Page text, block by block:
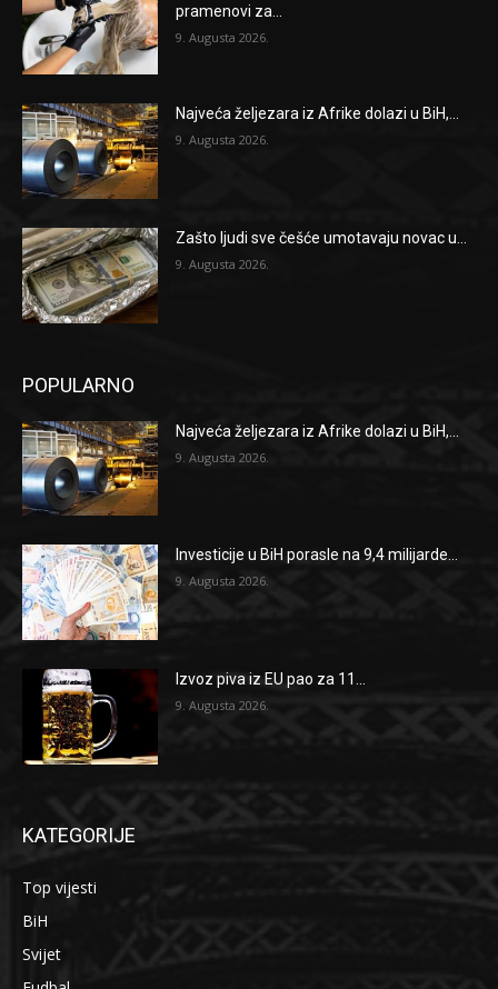
pramenovi za...
9. Augusta 2026.
Najveća željezara iz Afrike dolazi u BiH,...
9. Augusta 2026.
Zašto ljudi sve češće umotavaju novac u...
9. Augusta 2026.
POPULARNO
Najveća željezara iz Afrike dolazi u BiH,...
9. Augusta 2026.
Investicije u BiH porasle na 9,4 milijarde...
9. Augusta 2026.
Izvoz piva iz EU pao za 11...
9. Augusta 2026.
KATEGORIJE
Top vijesti
BiH
Svijet